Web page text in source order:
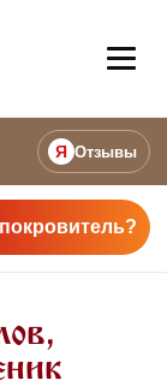
Я Отзывы